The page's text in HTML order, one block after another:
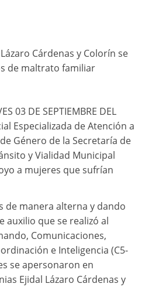
Cárdenas y Colorín se
de maltrato familiar
03 DE SEPTIEMBRE DEL
Especializada de Atención a
Género de la Secretaría de
y Vialidad Municipal
a mujeres que sufrían
de manera alterna y dando
auxilio que se realizó al
Comunicaciones,
e Inteligencia (C5-
se apersonaron en
Ejidal Lázaro Cárdenas y